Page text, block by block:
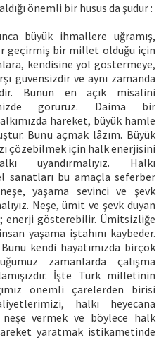
önemli bir husus da şudur :
büyük ihmallere uğramış,
geçirmiş bir millet olduğu için
kendisine yol göstermeye,
güvensizdir ve aynı zamanda
Bunun en açık misalini
görürüz. Daima bir
hareket, büyük hamle
Bunu açmak lâzım. Büyük
çözebilmek için halk enerjisini
uyandırmalıyız. Halkı
sanatları bu amaçla seferber
yaşama sevinci ve şevk
Neşe, ümit ve şevk duyan
enerji gösterebilir. Ümitsizliğe
yaşama iştahını kaybeder.
kendi hayatımızda birçok
zamanlarda çalışma
İşte Türk milletinin
önemli çarelerden birisi
halkı heyecana
vermek ve böylece halk
yaratmak istikametinde